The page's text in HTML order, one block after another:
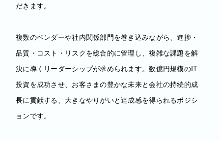
だきます。
複数のベンダーや社内関係部門を巻き込みながら、進捗・
品質・コスト・リスクを総合的に管理し、複雑な課題を解
決に導くリーダーシップが求められます。数億円規模のIT
投資を成功させ、お客さまの豊かな未来と会社の持続的成
長に貢献する、大きなやりがいと達成感を得られるポジシ
ョンです。